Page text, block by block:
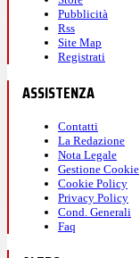
Pubblicità
Rss
Site Map
Registrati
ASSISTENZA
Contatti
La Redazione
Nota Legale
Gestione Cookie
Cookie Policy
Privacy Policy
Cond. Generali
Faq